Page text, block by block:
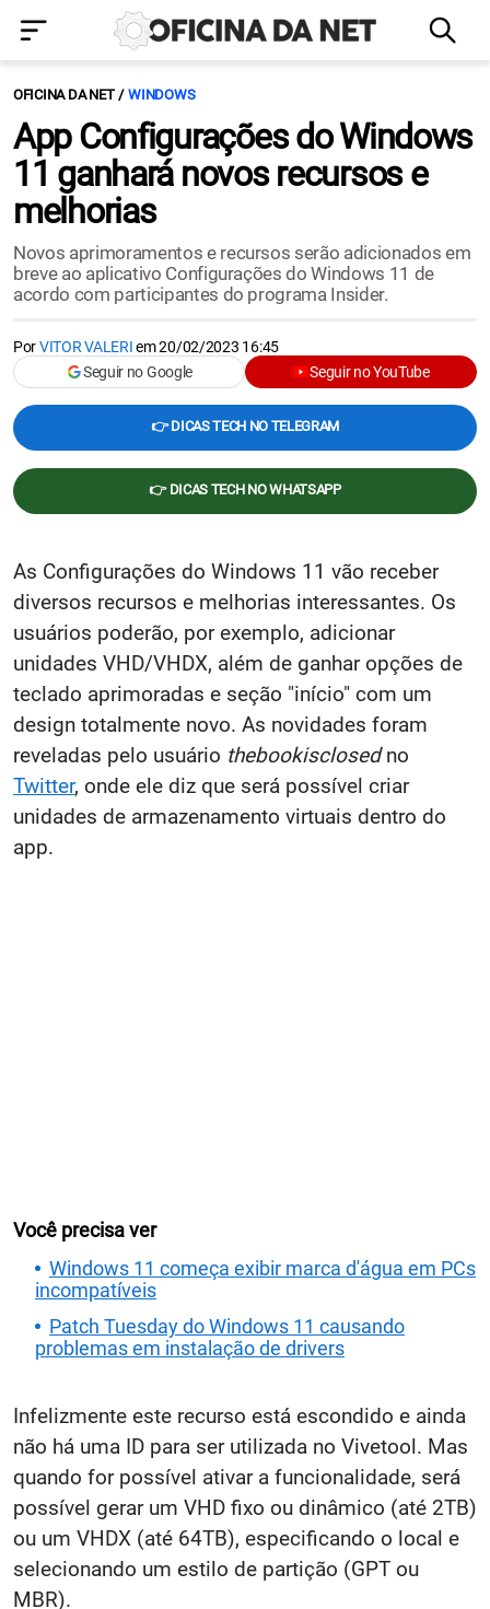
OFICINA DA NET WINDOWS
App Configurações do Windows
11 ganhará novos recursos e
melhorias
Novos aprimoramentos e recursos serão adicionados em
breve ao aplicativo Configurações do Windows 11 de
acordo com participantes do programa Insider.
PorVITOR VALERIem20/02/2023 16:45
Seguir no Google
Seguir no YouTube
👉 DICAS TECH NO TELEGRAM
👉 DICAS TECH NO WHATSAPP
As Configurações do Windows 11 vão receber
diversos recursos e melhorias interessantes. Os
usuários poderão, por exemplo, adicionar
unidades VHD/VHDX, além de ganhar opções de
teclado aprimoradas e seção "início" com um
design totalmente novo. As novidades foram
reveladas pelo usuário thebookisclosedno
Twitter, onde ele diz que será possível criar
unidades de armazenamento virtuais dentro do
app.
Você precisa ver
Windows 11 começa exibir marca d'água em PCs
incompatíveis
Patch Tuesday do Windows 11 causando
problemas em instalação de drivers
Infelizmente este recurso está escondido e ainda
não há uma ID para ser utilizada no Vivetool. Mas
quando for possível ativar a funcionalidade, será
possível gerar um VHD fixo ou dinâmico (até 2TB)
ou um VHDX (até 64TB), especificando o local e
selecionando um estilo de partição (GPT ou
MBR).